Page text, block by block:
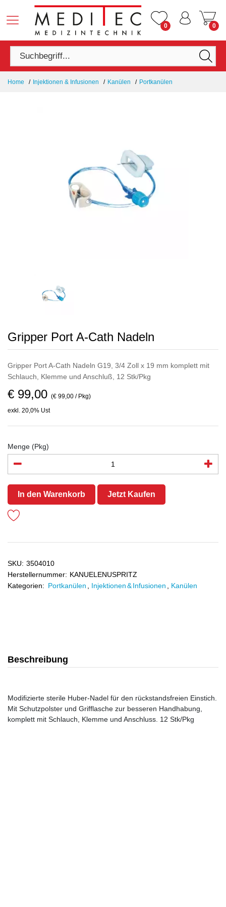
0 0
Home Injektionen & Infusionen Kanülen Portkanülen
Gripper Port A-Cath Nadeln
Gripper Port A-Cath Nadeln G19, 3/4 Zoll x 19 mm komplett mit
Schlauch, Klemme und Anschluß, 12 Stk/Pkg
€ 99,00 (€ 99,00 / Pkg)
exkl. 20,0% Ust
Menge (Pkg)
In den Warenkorb Jetzt Kaufen
SKU: 3504010
Herstellernummer: KANUELENUSPRITZ
Kategorien: Portkanülen Injektionen & Infusionen Kanülen
Beschreibung
Modifizierte sterile Huber-Nadel für den rückstandsfreien Einstich.
Mit Schutzpolster und Grifflasche zur besseren Handhabung,
komplett mit Schlauch, Klemme und Anschluss. 12 Stk/Pkg